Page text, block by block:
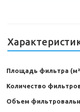
Площадь фильтра
Количество
Объем